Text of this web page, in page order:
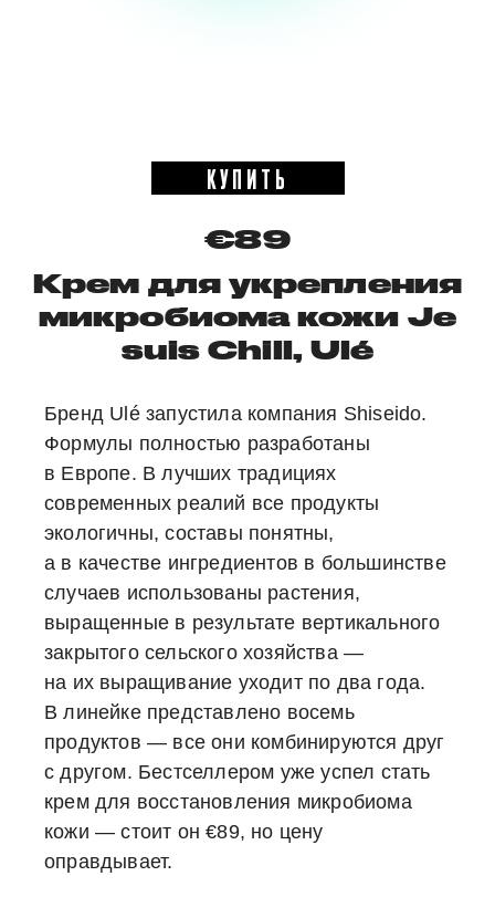
КУПИТЬ
€89
Крем для укрепления
микробиома кожи Je
suis Chill, Ulé
Бренд Ulé запустила компания Shiseido.
Формулы полностью разработаны
в Европе. В лучших традициях
современных реалий все продукты
экологичны, составы понятны,
а в качестве ингредиентов в большинстве
случаев использованы растения,
выращенные в результате вертикального
закрытого сельского хозяйства —
на их выращивание уходит по два года.
В линейке представлено восемь
продуктов — все они комбинируются друг
с другом. Бестселлером уже успел стать
крем для восстановления микробиома
кожи — стоит он €89, но цену
оправдывает.